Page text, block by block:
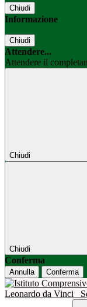
Chiudi
Informazione
Chiudi
Attendere...
Attendere il
Chiudi
Chiudi
Conferma
Annulla Conferma
Leonardo da Vinci